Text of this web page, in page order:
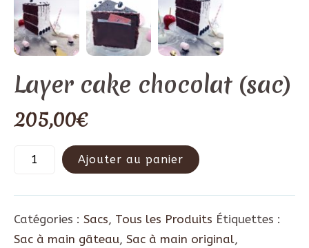
Layer cake chocolat (sac)
205,00€
Ajouter au panier
Catégories : Sacs, Tous les Produits Étiquettes :
Sac à main gâteau, Sac à main original,